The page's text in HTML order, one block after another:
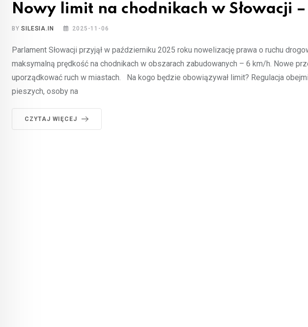
Nowy limit na chodnikach w Słowacji
BYSILESIA.IN 2025-11-06
Parlament Słowacji przyjął w październiku 2025 roku nowelizację prawa o ruchu
maksymalną prędkość na chodnikach w obszarach zabudowanych – 6 km/h. Nowe
uporządkować ruch w miastach. Na kogo będzie obowiązywał limit? Regulacja
pieszych, osoby na
CZYTAJ WIĘCEJ